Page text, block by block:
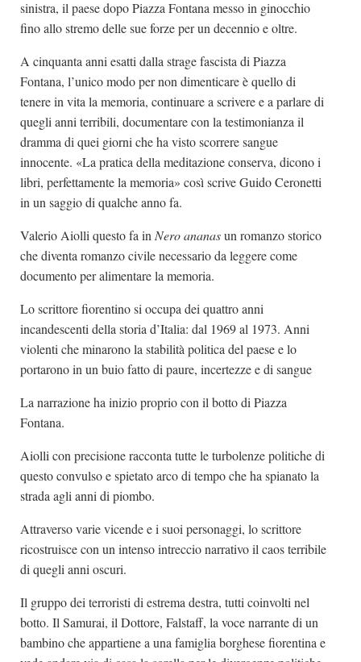
sinistra, il paese dopo Piazza Fontana messo in ginocchio
fino allo stremo delle sue forze per un decennio e oltre.
A cinquanta anni esatti dalla strage fascista di Piazza
Fontana, l’unico modo per non dimenticare è quello di
tenere in vita la memoria, continuare a scrivere e a parlare di
quegli anni terribili, documentare con la testimonianza il
dramma di quei giorni che ha visto scorrere sangue
innocente. «La pratica della meditazione conserva, dicono i
libri, perfettamente la memoria» così scrive Guido Ceronetti
in un saggio di qualche anno fa.
Valerio Aiolli questo fa in Nero ananasun romanzo storico
che diventa romanzo civile necessario da leggere come
documento per alimentare la memoria.
Lo scrittore fiorentino si occupa dei quattro anni
incandescenti della storia d’Italia: dal 1969 al 1973. Anni
violenti che minarono la stabilità politica del paese e lo
portarono in un buio fatto di paure, incertezze e di sangue
La narrazione ha inizio proprio con il botto di Piazza
Fontana.
Aiolli con precisione racconta tutte le turbolenze politiche di
questo convulso e spietato arco di tempo che ha spianato la
strada agli anni di piombo.
Attraverso varie vicende e i suoi personaggi, lo scrittore
ricostruisce con un intenso intreccio narrativo il caos terribile
di quegli anni oscuri.
Il gruppo dei terroristi di estrema destra, tutti coinvolti nel
botto. Il Samurai, il Dottore, Falstaff, la voce narrante di un
bambino che appartiene a una famiglia borghese fiorentina e